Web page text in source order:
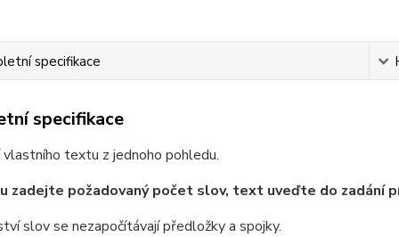
specifikace
specifikace
vlastního textu z jednoho pohledu.
zadejte požadovaný počet slov, text uveďte do zadání
slov se nezapočítávají předložky a spojky.